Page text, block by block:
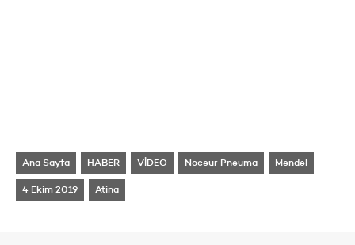
Ana Sayfa HABER VİDEO Noceur Pneuma Mendel
4 Ekim 2019 Atina